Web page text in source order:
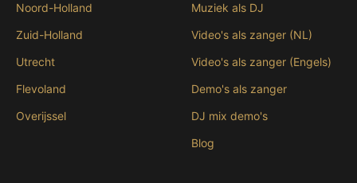
Noord-Holland
Zuid-Holland
Utrecht
Flevoland
Overijssel
Muziek als DJ
Video's als zanger (NL)
Video's als zanger (Engels)
Demo's als zanger
DJ mix demo's
Blog